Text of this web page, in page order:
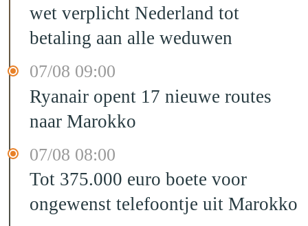
wet verplicht Nederland tot
betaling aan alle weduwen
07/08 09:00
Ryanair opent 17 nieuwe routes
naar Marokko
07/08 08:00
Tot 375.000 euro boete voor
ongewenst telefoontje uit Marokko